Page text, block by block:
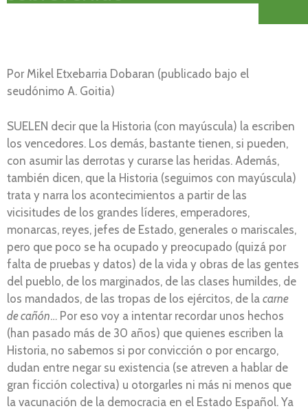
Por Mikel Etxebarria Dobaran (publicado bajo el
seudónimo A. Goitia)
SUELEN decir que la Historia (con mayúscula) la escriben
los vencedores. Los demás, bastante tienen, si pueden,
con asumir las derrotas y curarse las heridas. Además,
también dicen, que la Historia (seguimos con mayúscula)
trata y narra los acontecimientos a partir de las
vicisitudes de los grandes líderes, emperadores,
monarcas, reyes, jefes de Estado, generales o mariscales,
pero que poco se ha ocupado y preocupado (quizá por
falta de pruebas y datos) de la vida y obras de las gentes
del pueblo, de los marginados, de las clases humildes, de
los mandados, de las tropas de los ejércitos, de la carne
de cañón… Por eso voy a intentar recordar unos hechos
(han pasado más de 30 años) que quienes escriben la
Historia, no sabemos si por convicción o por encargo,
dudan entre negar su existencia (se atreven a hablar de
gran ficción colectiva) u otorgarles ni más ni menos que
la vacunación de la democracia en el Estado Español. Ya